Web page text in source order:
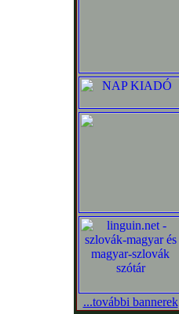
...további bannerek